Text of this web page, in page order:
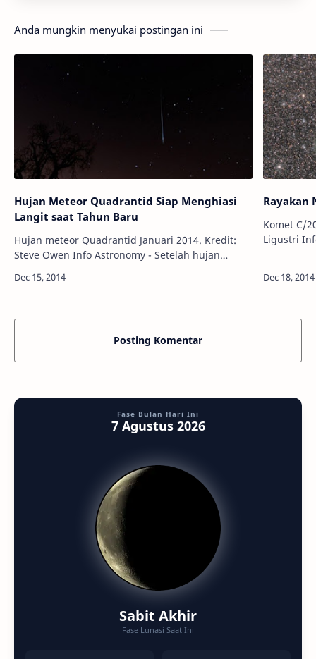
Anda mungkin menyukai postingan ini
Hujan Meteor Quadrantid Siap Menghiasi
Langit saat Tahun Baru
Hujan meteor Quadrantid Januari 2014. Kredit:
Steve Owen Info Astronomy - Setelah hujan
selanjutnya langit malam akan dihiasi oleh …
Rayakan
Komet C/
Ligustri Info Astronomy - Sesuatu dengan
Posting Komentar
Fase Bulan Hari Ini
7 Agustus 2026
Sabit Akhir
Fase Lunasi Saat Ini